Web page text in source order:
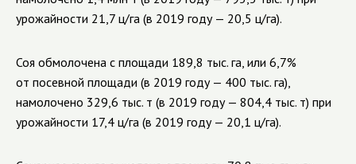
урожайности 21,7 ц/га (в 2019 году — 20,5 ц/га).
Соя обмолочена с площади 189,8 тыс. га, или 6,7%
от посевной площади (в 2019 году — 400 тыс. га),
намолочено 329,6 тыс. т (в 2019 году — 804,4 тыс. т) при
урожайности 17,4 ц/га (в 2019 году — 20,1 ц/га).